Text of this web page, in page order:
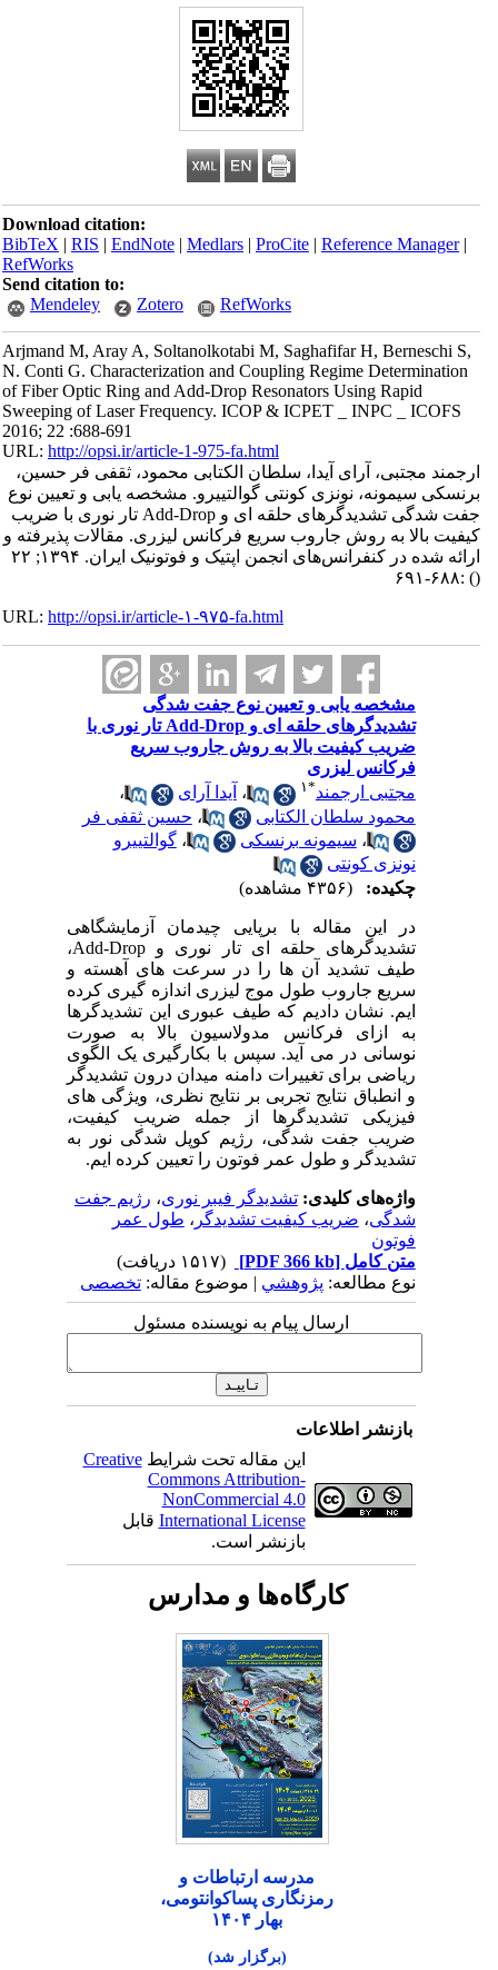
Download citation:
BibTeX|RIS|EndNote|Medlars|ProCite|Reference Manager
RefWorks
Send citation to:
Mendeley
Zotero RefWorks
Arjmand M, Aray A, Soltanolkotabi M, Saghafifar H, Berneschi S,
N. Conti G. Characterization and Coupling Regime Determination
of Fiber Optic Ring and Add-Drop Resonators Using Rapid
Sweeping of Laser Frequency. ICOP & ICPET _ INPC _ ICOFS
2016; 22 :688-691
URL:http://opsi.ir/article-1-975-fa.html
ارجمند مجتبی، آرای آیدا، سلطان الکتابی محمود، ثقفی فر حسین،
برنسکی سیمونه، نونزی کونتی گوالتییرو. مشخصه یابی و تعیین نوع
جفت شدگی تشدیدگرهای حلقه ای و Add-Drop تار نوری با ضریب
کیفیت بالا به روش جاروب سریع فرکانس لیزری. مقالات پذیرفته و
ارائه شده در کنفرانس‌های انجمن اپتیک و فوتونیک ایران. ۱۳۹۴; ۲۲
:۶۸۸-۶۹۱
URL:http://opsi.ir/article-۱-۹۷۵-fa.html
مشخصه یابی و تعیین نوع جفت شدگی
تشدیدگرهای حلقه ای و Add-Drop تار نوری با
ضریب کیفیت بالا به روش جاروب سریع
فرکانس لیزری
مجتبی ارجمند*۱ ،آیدا آرای
،
محمود سلطان الکتابی
،حسین ثقفی فر
،سیمونه برنسکی ،گوالتییرو
نونزی کونتی
چکیده:
در این مقاله با برپایی چیدمان آزمایشگاهی
تشدیدگرهای حلقه ای تار نوری و Add-Drop،
طیف تشدید آن ها را در سرعت های آهسته و
سریع جاروب طول موج لیزری اندازه گیری کرده
ایم. نشان دادیم که طیف عبوری این تشدیدگرها
به ازای فرکانس مدولاسیون بالا به صورت
نوسانی در می آید. سپس با بکارگیری یک الگوی
ریاضی برای تغییرات دامنه میدان درون تشدیدگر
و انطباق نتایج تجربی بر نتایج نظری، ویژگی های
فیزیکی تشدیدگرها از جمله ضریب کیفیت،
ضریب جفت شدگی، رژیم کوپل شدگی نور به
تشدیدگر و طول عمر فوتون را تعیین کرده ایم.
واژه‌های کلیدی:تشدیدگر فیبر نوری،رژیم جفت
شدگی،ضریب کیفیت تشدیدگر، طول عمر
فوتون
متن کامل[PDF 366 kb]
نوع مطالعه:پژوهشي| موضوع مقاله:تخصصی
ارسال پیام به نویسنده مسئول
بازنشر اطلاعات
این مقاله تحت شرایطCreative
Commons Attribution-
NonCommercial 4.0
International Licenseقابل
بازنشر است.
کارگاه‌ها و مدارس
مدرسه ارتباطات و
رمزنگاری پساکوانتومی،
بهار ۱۴۰۴
(برگزار شد)